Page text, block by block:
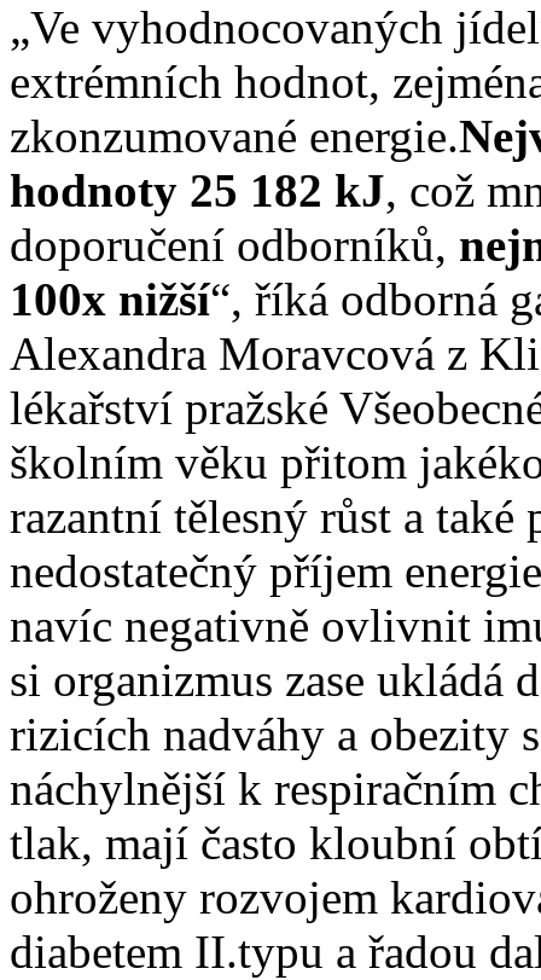
„Ve vyhodnocovaných
extrémních hodnot,
zkonzumované energie.
hodnoty 25 182 kJ, což
doporučení odborníků,
100x nižší“, říká odborná
Alexandra Moravcová z
lékařství pražské
školním věku přitom
razantní tělesný růst a
nedostatečný příjem
navíc negativně ovlivnit
si organizmus zase ukládá
rizicích nadváhy a obezity
náchylnější k respiračním
tlak, mají často kloubní
ohroženy rozvojem
diabetem II.typu a řadou